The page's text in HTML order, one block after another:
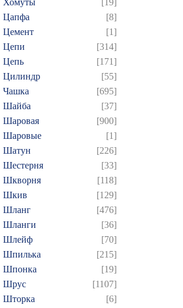
Хомуты
[19]
Цапфа
[8]
Цемент
[1]
Цепи
[314]
Цепь
[171]
Цилиндр
[55]
Чашка
[695]
Шайба
[37]
Шаровая
[900]
Шаровые
[1]
Шатун
[226]
Шестерня
[33]
Шкворня
[118]
Шкив
[129]
Шланг
[476]
Шланги
[36]
Шлейф
[70]
Шпилька
[215]
Шпонка
[19]
Шрус
[1107]
Шторка
[6]